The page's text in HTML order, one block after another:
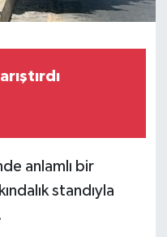
anlamlı bir
standıyla